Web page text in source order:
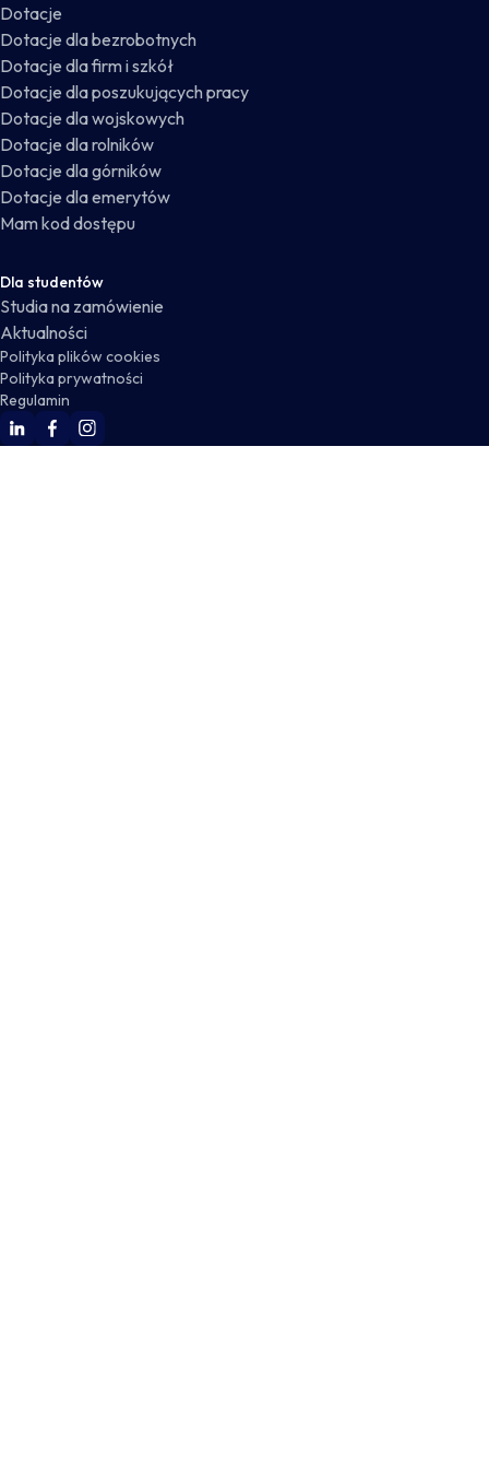
Dotacje
Dotacje dla bezrobotnych
Dotacje dla firm i szkół
Dotacje dla poszukujących pracy
Dotacje dla wojskowych
Dotacje dla rolników
Dotacje dla górników
Dotacje dla emerytów
Mam kod dostępu
Dla studentów
Studia na zamówienie
Aktualności
Polityka plików cookies
Polityka prywatności
Regulamin
WSKZ Linkedin
WSKZ Facebook
WSKZ Instagram